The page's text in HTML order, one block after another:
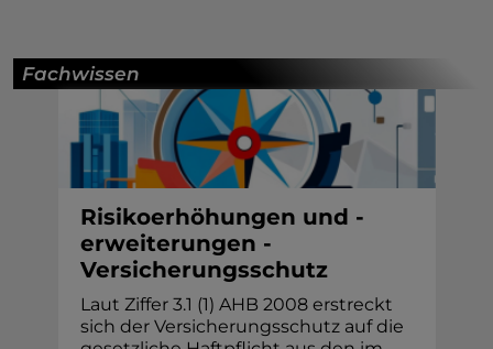
Fachwissen
Risikoerhöhungen und -
erweiterungen -
Versicherungsschutz
Laut Ziffer 3.1 (1) AHB 2008 erstreckt
sich der Versicherungsschutz auf die